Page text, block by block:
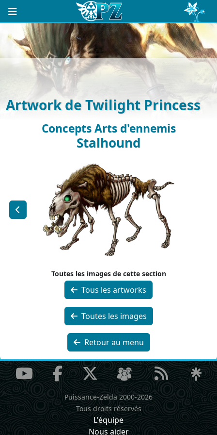
Artwork de Twilight Princess
Concepts Arts d'ennemis
Stalhound
Toutes les images de cette section
Tous les artworks
Toutes les images
Retour au menu
Puissance-Zelda 2000-2026
Tous droits réservés
L'équipe
Nous aider